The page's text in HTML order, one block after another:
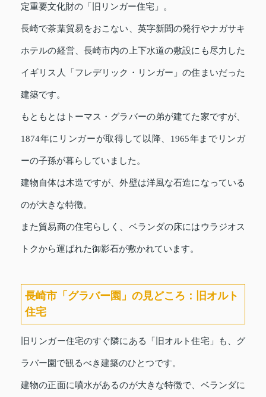
定重要文化財の「旧リンガー住宅」。
長崎で茶葉貿易をおこない、英字新聞の発行やナガサキ
ホテルの経営、長崎市内の上下水道の敷設にも尽力した
イギリス人「フレデリック・リンガー」の住まいだった
建築です。
もともとはトーマス・グラバーの弟が建てた家ですが、
1874年にリンガーが取得して以降、1965年までリンガ
ーの子孫が暮らしていました。
建物自体は木造ですが、外壁は洋風な石造になっている
のが大きな特徴。
また貿易商の住宅らしく、ベランダの床にはウラジオス
トクから運ばれた御影石が敷かれています。
長崎市「グラバー園」の見どころ：旧オルト
住宅
旧リンガー住宅のすぐ隣にある「旧オルト住宅」も、グ
ラバー園で観るべき建築のひとつです。
建物の正面に噴水があるのが大きな特徴で、ベランダに